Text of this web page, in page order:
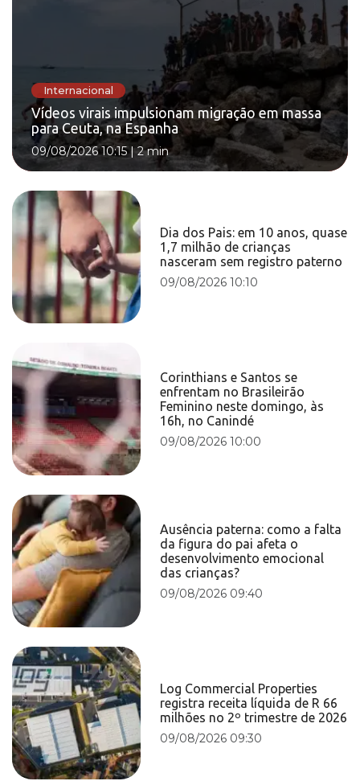
Internacional
Vídeos virais impulsionam migração em massa
para Ceuta, na Espanha
09/08/2026 10:15|2 min
Dia dos Pais: em 10 anos, quase
1,7 milhão de crianças
nasceram sem registro paterno
09/08/2026 10:10
Corinthians e Santos se
enfrentam no Brasileirão
Feminino neste domingo, às
16h, no Canindé
09/08/2026 10:00
Ausência paterna: como a falta
da figura do pai afeta o
desenvolvimento emocional
das crianças?
09/08/2026 09:40
Log Commercial Properties
registra receita líquida de R 66
milhões no 2º trimestre de 2026
09/08/2026 09:30